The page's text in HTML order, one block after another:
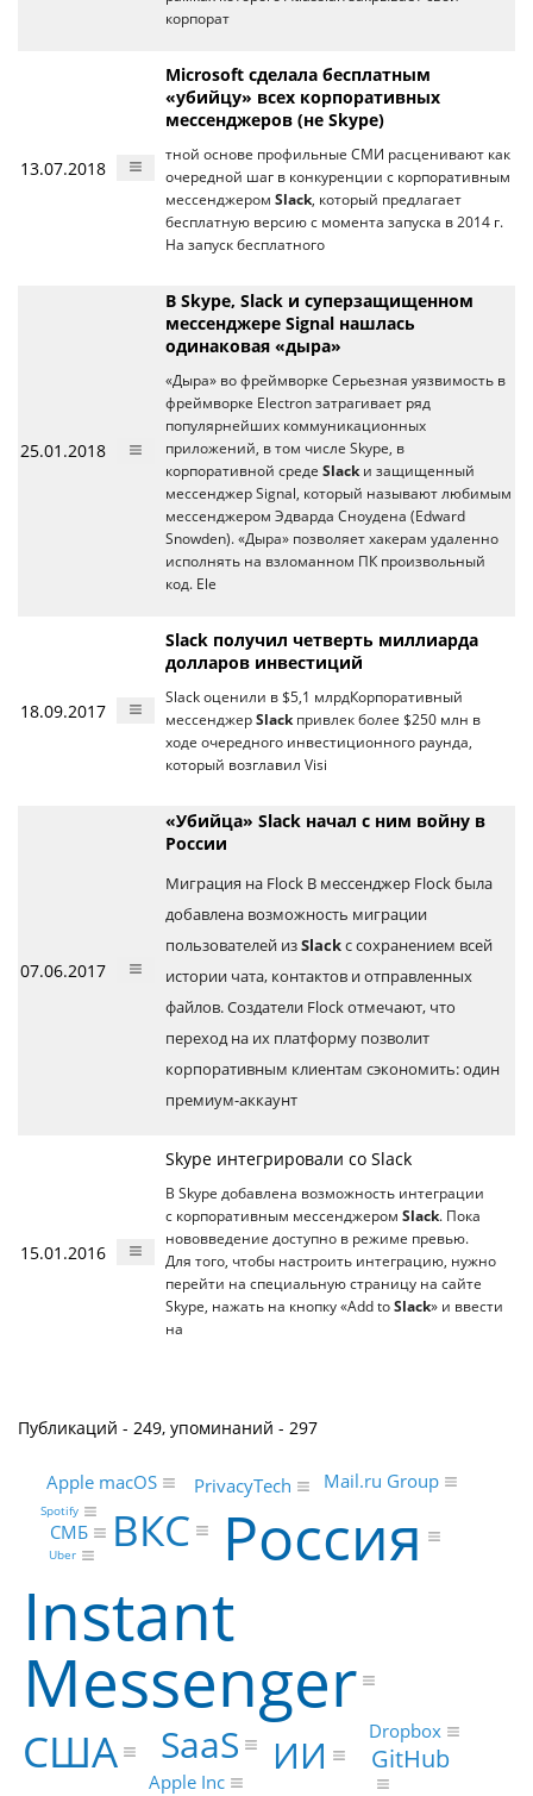
корпорат
13.07.2018
Microsoft сделала бесплатным
«убийцу» всех корпоративных
мессенджеров (не Skype)
тной основе профильные СМИ расценивают как
очередной шаг в конкуренции с корпоративным
мессенджером Slack, который предлагает
бесплатную версию с момента запуска в 2014 г.
На запуск бесплатного
25.01.2018
В Skype, Slack и суперзащищенном
мессенджере Signal нашлась
одинаковая «дыра»
«Дыра» во фреймворке Серьезная уязвимость в
фреймворке Electron затрагивает ряд
популярнейших коммуникационных
приложений, в том числе Skype, в
корпоративной среде Slackи защищенный
мессенджер Signal, который называют любимым
мессенджером Эдварда Сноудена (Edward
Snowden). «Дыра» позволяет хакерам удаленно
исполнять на взломанном ПК произвольный
код. Ele
18.09.2017
Slack получил четверть миллиарда
долларов инвестиций
Slack оценили в $5,1 млрдКорпоративный
мессенджер Slackпривлек более $250 млн в
ходе очередного инвестиционного раунда,
который возглавил Visi
07.06.2017
«Убийца» Slack начал с ним войну в
России
Миграция на Flock В мессенджер Flock была
добавлена возможность миграции
пользователей изSlackс сохранением всей
истории чата, контактов и отправленных
файлов. Создатели Flock отмечают, что
переход на их платформу позволит
корпоративным клиентам сэкономить: один
премиум-аккаунт
15.01.2016
Skype интегрировали со Slack
В Skype добавлена возможность интеграции
с корпоративным мессенджером Slack. Пока
нововведение доступно в режиме превью.
Для того, чтобы настроить интеграцию, нужно
перейти на специальную страницу на сайте
Skype, нажать на кнопку «Add to Slack» и ввести
на
Публикаций - 249, упоминаний - 297
Instant
Messenger
Россия
ВКС
США SaaS ИИ GitHub
Mail.ru Group
PrivacyTech
СМБ
Apple Inc
Apple macOS
Dropbox
Uber
Spotify